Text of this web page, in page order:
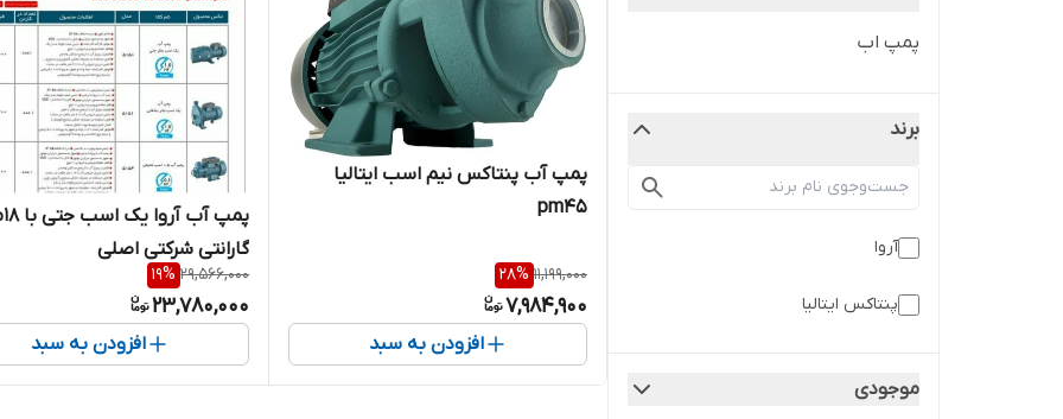
پمپ اب
برند
آروا
پنتاکس ایتالیا
موجودی
پمپ آب پنتاکس نیم اسب ایتالیا
pm45
11,199,000
28%
7,984,900
افزودن به سبد
گارانتی شرکتی اصلی
29,566,000
19%
23,780,000
افزودن به سبد